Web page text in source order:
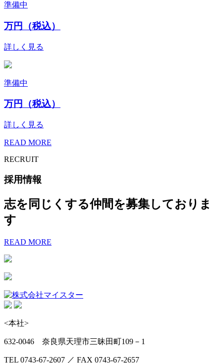
準備中
万円（税込）
詳しく見る
準備中
万円（税込）
詳しく見る
READ MORE
RECRUIT
採用情報
志を同じくする仲間を募集しておりま
す
READ MORE
<本社>
632-0046 奈良県天理市三昧田町109－1
TEL 0743-67-2607 ／ FAX 0743-67-2657